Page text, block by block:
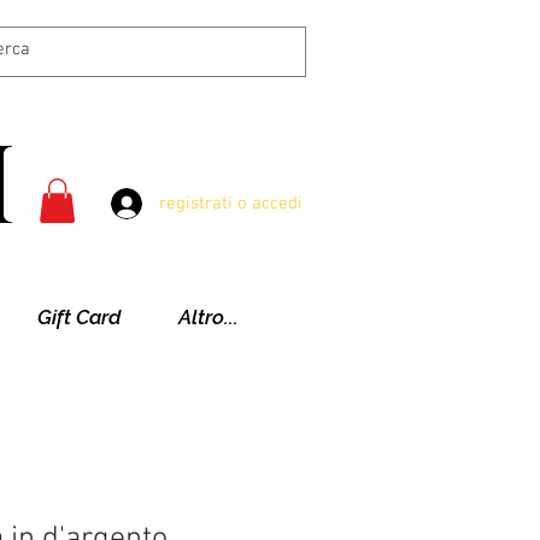
registrati o accedi
Gift Card Altro...